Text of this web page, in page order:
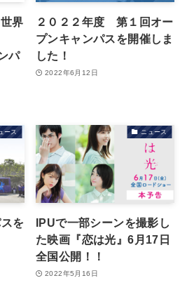
界
パ
２０２２年度 第１回オー
プンキャンパスを開催しま
した！
2022年6月12日
ース
を
ニュース
IPUで一部シーンを撮影し
た映画『恋は光』6月17日
全国公開！！
2022年5月16日